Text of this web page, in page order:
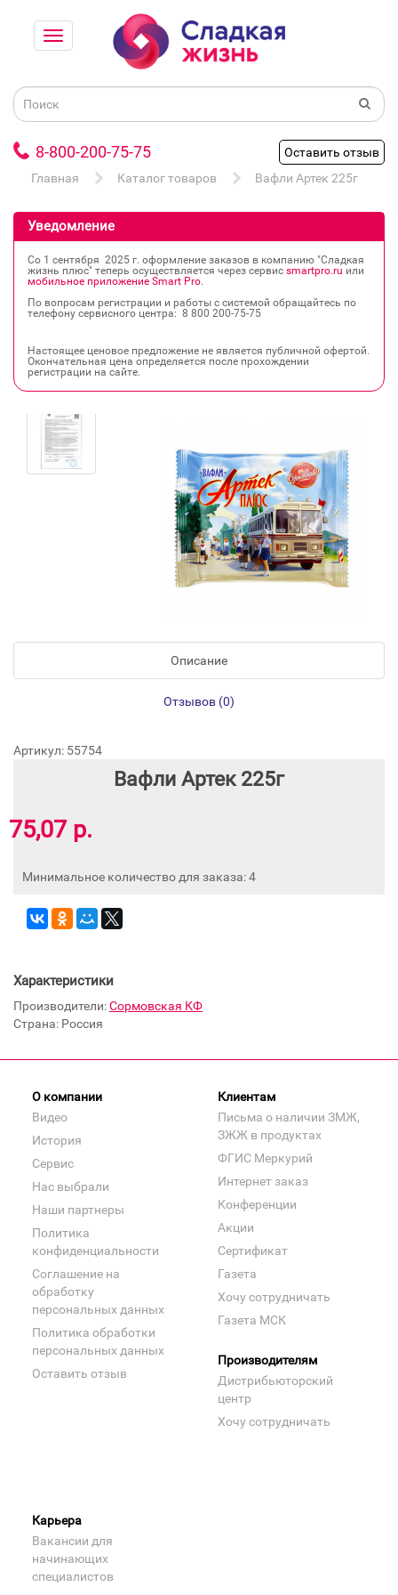
8-800-200-75-75
Оставить отзыв
Главная
Каталог товаров Вафли Артек 225г
Уведомление
Со 1 сентября 2025 г. оформление заказов в компанию "Сладкая
жизнь плюс" теперь осуществляется через сервис smartpro.ru или
мобильное приложение Smart Pro.
По вопросам регистрации и работы с системой обращайтесь по
телефону сервисного центра: 8 800 200‐75‐75
Настоящее ценовое предложение не является публичной офертой.
Окончательная цена определяется после прохождении
регистрации на сайте.
Описание
Отзывов (0)
Артикул: 55754
Вафли Артек 225г
75,07 р.
Минимальное количество для заказа: 4
Характеристики
Производители:Сормовская КФ
Страна: Россия
О компании
Видео
История
Сервис
Нас выбрали
Наши партнеры
Политика
конфиденциальности
Соглашение на
обработку
персональных данных
Политика обработки
персональных данных
Оставить отзыв
Клиентам
Письма о наличии ЗМЖ,
ЗЖЖ в продуктах
ФГИС Меркурий
Интернет заказ
Конференции
Акции
Сертификат
Газета
Хочу сотрудничать
Газета МСК
Производителям
Дистрибьюторский
центр
Хочу сотрудничать
Карьера
Вакансии для
начинающих
специалистов